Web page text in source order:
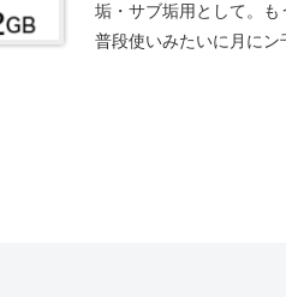
垢・サブ垢用として。も
普段使いみたいに月に